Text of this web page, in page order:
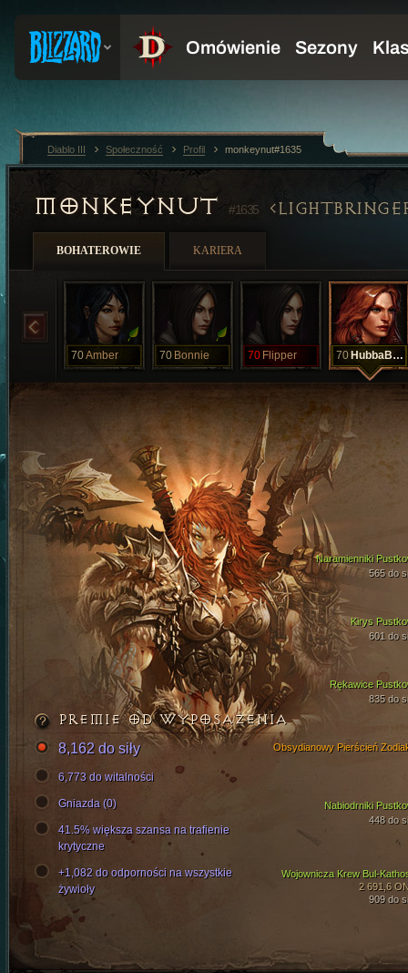
MONKEYNUT #1635
BOHATEROWIE KARIERA
70Amber 70 Bonnie 70 Flipper 70 HubbaBubba
Kirys
601 do
Rękawice
835 do
Naramienniki
565 do
Nabiodrniki
448 do
Wojownicza Krew Bul-
2 691,6
909 do
Obsydianowy Pierścień
PREMIE OD WYPOSAŻENIA
8,162 do siły
6,773 do witalności
Gniazda (0)
41.5% większa szansa na trafienie
krytyczne
+1,082 do odporności na wszystkie
żywioły
Diablo III Społeczność Profil monkeynut#1635